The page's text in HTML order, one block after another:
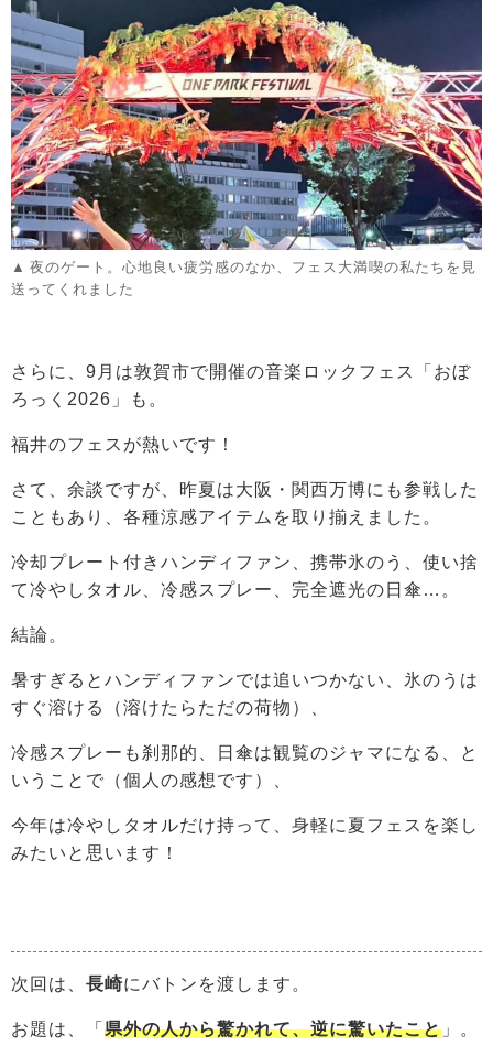
夜のゲート。心地良い疲労感のなか、フェス大満喫の私たちを見
送ってくれました
さらに、9月は敦賀市で開催の音楽ロックフェス「おぼ
ろっく2026」も。
福井のフェスが熱いです！
さて、余談ですが、昨夏は大阪・関西万博にも参戦した
こともあり、各種涼感アイテムを取り揃えました。
冷却プレート付きハンディファン、携帯氷のう、使い捨
て冷やしタオル、冷感スプレー、完全遮光の日傘…。
結論。
暑すぎるとハンディファンでは追いつかない、氷のうは
すぐ溶ける（溶けたらただの荷物）、
冷感スプレーも刹那的、日傘は観覧のジャマになる、と
いうことで（個人の感想です）、
今年は冷やしタオルだけ持って、身軽に夏フェスを楽し
みたいと思います！
次回は、 長崎にバトンを渡します。
お題は、「 県外の人から驚かれて、逆に驚いたこと 」。